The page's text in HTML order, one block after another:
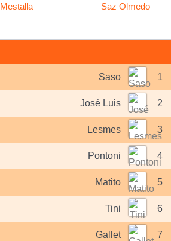
Mestalla Saz Olmedo
1
Saso
2
José Luis
3
Lesmes
4
Pontoni
5
Matito
6
Tini
7
Gallet